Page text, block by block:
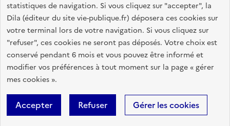
statistiques de navigation. Si vous cliquez sur "accepter", la
Dila (éditeur du site vie-publique.fr) déposera ces cookies sur
votre terminal lors de votre navigation. Si vous cliquez sur
"refuser", ces cookies ne seront pas déposés. Votre choix est
conservé pendant 6 mois et vous pouvez être informé et
modifier vos préférences à tout moment sur la page « gérer
mes cookies ».
Accepter Refuser Gérer les cookies
legifrance.gouv.fr info.gouv.fr
data.gouv.fr
service-public.gouv.fr
Accessibilité : totalement conforme
Données personnelles
Sauf mention contraire, tous les textes de ce site sont sous